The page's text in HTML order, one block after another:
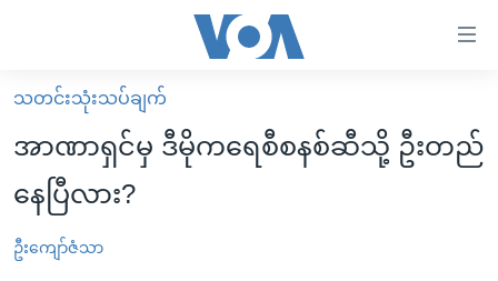
လွယ်ကူ
စေ
သည့်
Link
များ
မူလစာမျက်နှာ
မြန်မာ
ကမ္ဘာ့သတင်းများ
နိုင်ငံတကာ
ဗွီဒီယို
သတင်းသုံးသပ်ချက်
အာဏာရှင်မှ ဒီမိုကရေစီစနစ်ဆီသို့ ဦးတည်
နေပြီလား?
ဦးကျော်ဇံသာ